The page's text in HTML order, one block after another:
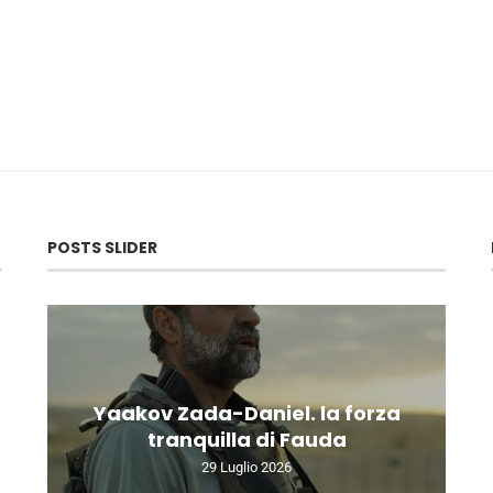
POSTS SLIDER
Yaakov Zada-Daniel. la forza
tranquilla di Fauda
29 Luglio 2026